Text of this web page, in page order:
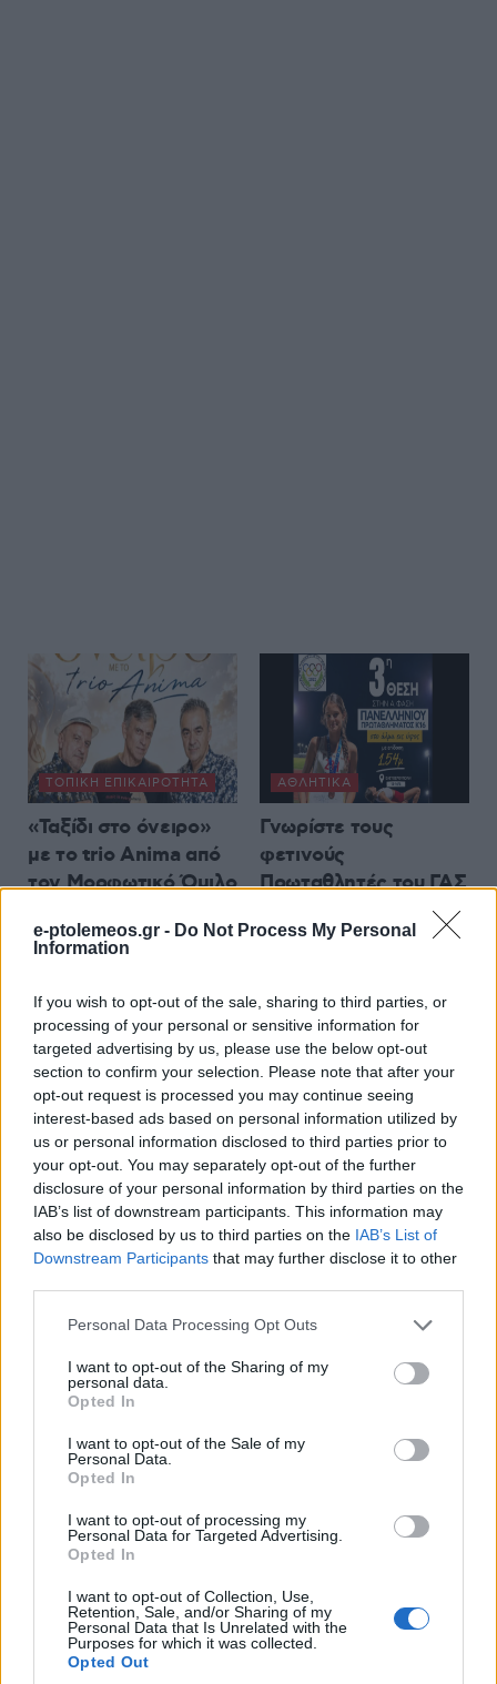
e-ptolemeos.gr - Do Not Process My Personal
Information
If you wish to opt-out of the sale, sharing to third parties, or
processing of your personal or sensitive information for
targeted advertising by us, please use the below opt-out
section to confirm your selection. Please note that after your
opt-out request is processed you may continue seeing
interest-based ads based on personal information utilized by
us or personal information disclosed to third parties prior to
your opt-out. You may separately opt-out of the further
disclosure of your personal information by third parties on the
IAB’s list of downstream participants. This information may
also be disclosed by us to third parties on the IAB’s List of
Downstream Participants that may further disclose it to other
Please note that this website/app uses one or more Google
not limited to your visit or usage behaviour. You may click to
grant or deny consent to Google and its third-party tags to
use your data for below specified purposes in below Google
consent section.
Personal Data Processing Opt Outs
I want to opt-out of the Sharing of my
personal data.
Opted In
I want to opt-out of the Sale of my
Personal Data.
Opted In
I want to opt-out of processing my
Personal Data for Targeted Advertising.
Opted In
I want to opt-out of Collection, Use,
Retention, Sale, and/or Sharing of my
Personal Data that Is Unrelated with the
Purposes for which it was collected.
Opted Out
ΤΟΠΙΚΉ ΕΠΙΚΑΙΡΌΤΗΤΑ
«Ταξίδι στο όνειρο»
με το trio Anima από
τον Μορφωτικό Όμιλο
5 Αυγούστου 2026, 8:34 μμ
ΑΘΛΗΤΙΚΆ
Γνωρίστε τους
φετινούς
Πρωταθλητές του ΓΑΣ
Εορδαίας: Κατερίνα
Φαρμάκη
ΠΡΟΤΆΣΕΙΣ
Δείτε το νέο
φυλλάδιο προσφορών
του super market
ΕΔΕΜ στην
Πτολεμαΐδα –
Συμφέρει… λόγω
5 Αυγούστου 2026, 7:38 μμ
ΤΟΠΙΚΉ ΕΠΙΚΑΙΡΌΤΗΤΑ
Ο Μ. Παπαδόπουλος
για την επίσκεψη του
Γ. Φλωρίδη και την
υπογραφή της
σύμβασης για την
ανακαίνιση της
Κοζάνης
Ο νέος
Στρατοπεδάρχης του
Στρατοπέδου
Τα σχέδια της
Μητρόλης Καστοριάς